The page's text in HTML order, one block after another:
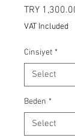
TRY
VAT Included
Cinsiyet *
Beden *